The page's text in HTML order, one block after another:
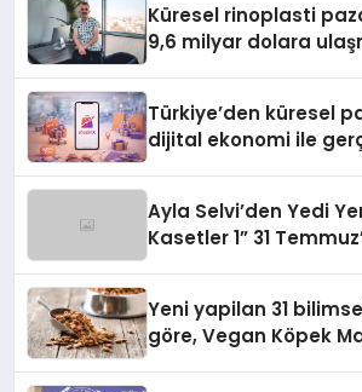
Küresel rinoplasti
9,6 milyar dolara
Türkiye’den küresel
dijital ekonomi ile
Ayla Selvi’den Yedi
Kasetler 1” 31
Yeni yapilan 31
göre, Vegan Köpek